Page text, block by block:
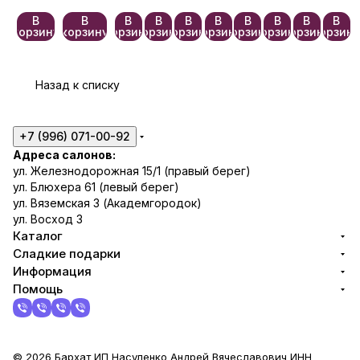
тно🎀
В
корзину
В
корзину
В
корзину
В
корзину
В
корзину
В
корзину
В
корзину
В
корзину
В
корзину
В
корзину
Назад к списку
+7 (996) 071-00-92
Адреса салонов:
ул. Железнодорожная 15/1 (правый берег)
ул. Блюхера 61 (левый берег)
ул. Вяземская 3 (Академгородок)
ул. Восход 3
Каталог
Сладкие подарки
Информация
Помощь
© 2026 Бархат ИП Насуленко Андрей Вячеславович ИНН